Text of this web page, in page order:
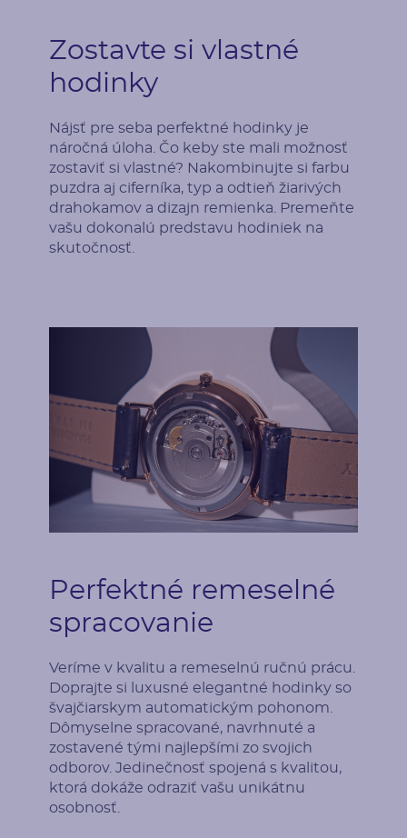
Postranné drahokamy
Diamant
24
Karátová váha
0.18 ct
Rozmery
1.25 mm (0.0075ct)
Farba
Postranné drahokamy
Diamant
Počet
24
Karátová váha
Rozmery
1.25 mm (0.0075ct)
Round
Koňaková
Pôvod
Zostavte si vlastné
hodinky
Nájsť pre seba perfektné hodinky je
náročná úloha. Čo keby ste mali možnosť
zostaviť si vlastné? Nakombinujte si farbu
puzdra aj ciferníka, typ a odtieň žiarivých
drahokamov a dizajn remienka. Premeňte
vašu dokonalú predstavu hodiniek na
skutočnosť.
Perfektné remeselné
spracovanie
Veríme v kvalitu a remeselnú ručnú prácu.
Doprajte si luxusné elegantné hodinky so
švajčiarskym automatickým pohonom.
Dômyselne spracované, navrhnuté a
zostavené tými najlepšími zo svojich
odborov. Jedinečnosť spojená s kvalitou,
ktorá dokáže odraziť vašu unikátnu
osobnosť.